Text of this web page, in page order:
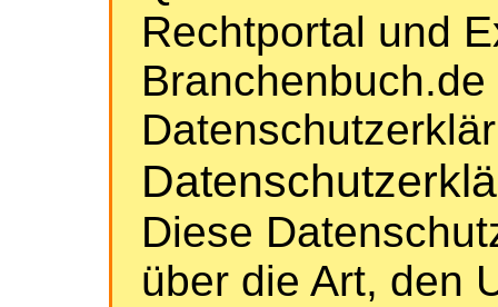
Rechtportal und
Diese
über die Art, den